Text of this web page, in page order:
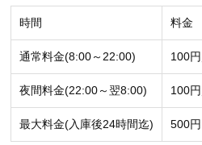
時間 料金
通常料金(8:00～22:00) 100
夜間料金(22:00～翌8:00) 100
最大料金(入庫後24時間迄) 500円